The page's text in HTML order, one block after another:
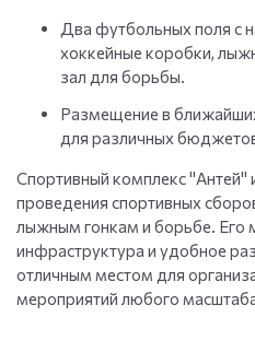
Два футбольных поля с
хоккейные коробки,
зал для борьбы.
Размещение в
для различных
Спортивный комплекс "Антей"
проведения спортивных
лыжным гонкам и борьбе. Его
инфраструктура и удобное
отличным местом для
мероприятий любого